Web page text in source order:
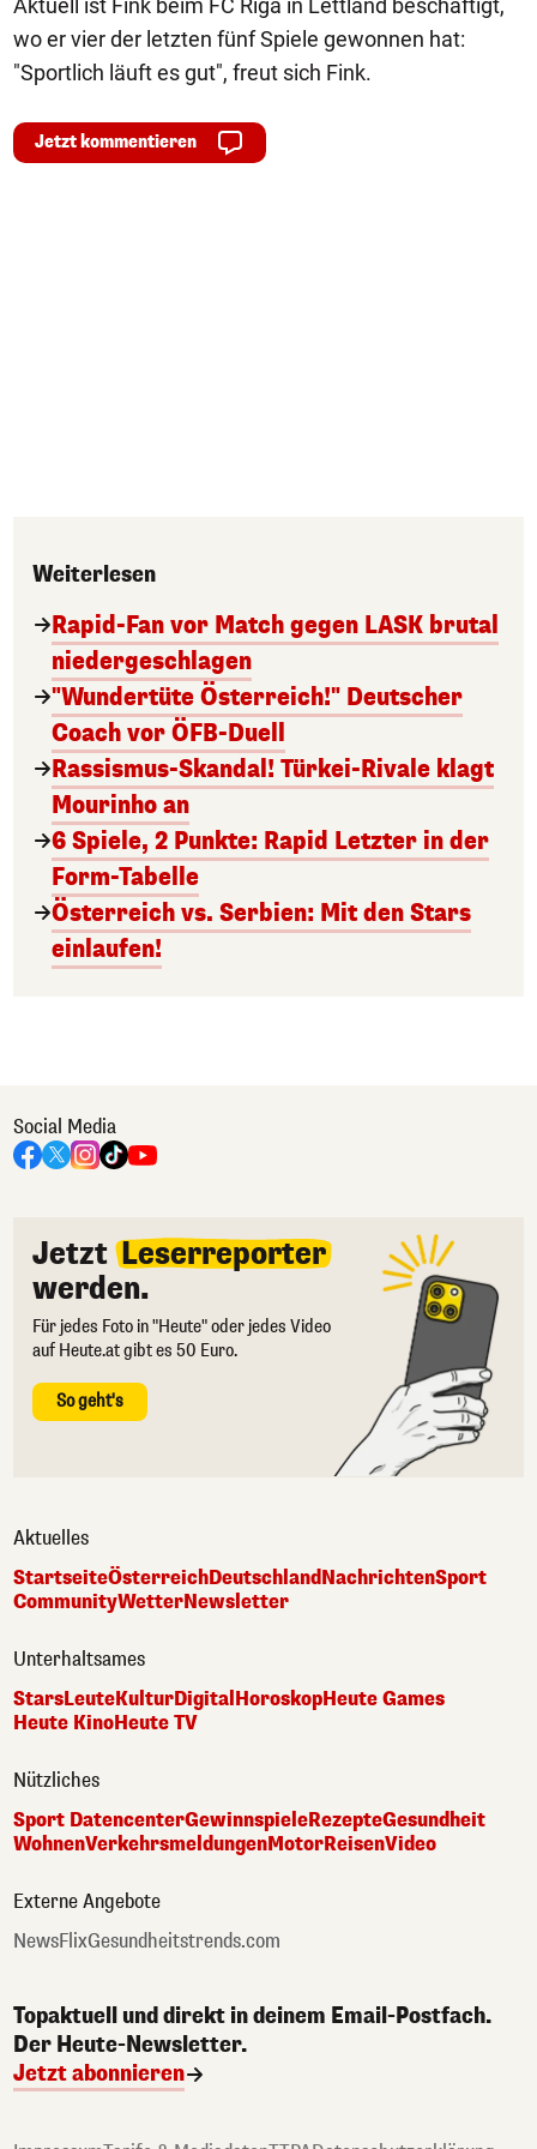
wo er vier der letzten fünf Spiele gewonnen hat:
"Sportlich läuft es gut", freut sich Fink.
Jetzt kommentieren
Weiterlesen
Rapid-Fan vor Match gegen LASK brutal
niedergeschlagen
"Wundertüte Österreich!" Deutscher
Coach vor ÖFB-Duell
Rassismus-Skandal! Türkei-Rivale klagt
Mourinho an
6 Spiele, 2 Punkte: Rapid Letzter in der
Form-Tabelle
Österreich vs. Serbien: Mit den Stars
einlaufen!
Social Media
Jetzt Leserreporter
werden.
Für jedes Foto in "Heute" oder jedes Video
auf Heute.at gibt es 50 Euro.
So geht's
Aktuelles
StartseiteÖsterreichDeutschlandNachrichtenSport
CommunityWetterNewsletter
Unterhaltsames
StarsLeuteKulturDigitalHoroskopHeute Games
Heute KinoHeute TV
Nützliches
Sport DatencenterGewinnspieleRezepteGesundheit
WohnenVerkehrsmeldungenMotorReisenVideo
Externe Angebote
NewsFlixGesundheitstrends.com
Topaktuell und direkt in deinem Email-Postfach.
Der Heute-Newsletter.
Jetzt abonnieren